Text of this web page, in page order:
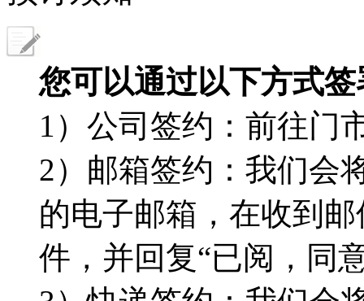
您可以通过以下方式
1）公司签约：前往门
2）邮箱签约：我们会
的电子邮箱，在收到
件，并回复“已阅，同